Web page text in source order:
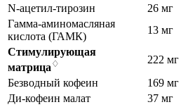
N-ацетил-тирозин
26 мг
Гамма-аминомасляная
кислота (ГАМК)
13 мг
Стимулирующая
матрица♢
222 мг
Безводный кофеин
169 мг
Ди-кофеин малат
37 мг